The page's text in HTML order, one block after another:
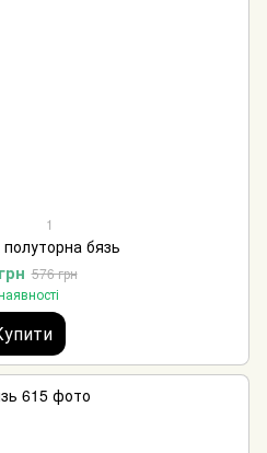
1
бязь
576 грн